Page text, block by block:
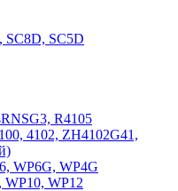
SC8D, SC5D
R4105
4102, ZH4102G41,
WP6G, WP4G
WP12